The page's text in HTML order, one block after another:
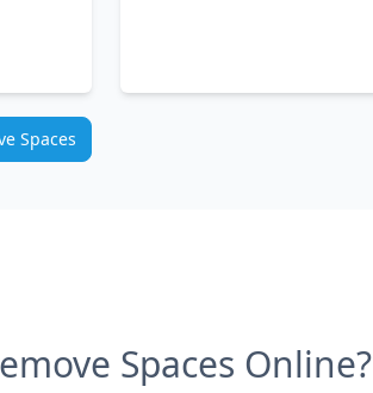
Spaces
Spaces Online?